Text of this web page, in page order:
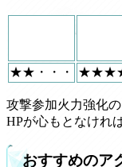
★★・・・ ★★★★
攻撃参加火力強化
HPが心もとなけれ
おすすめのア